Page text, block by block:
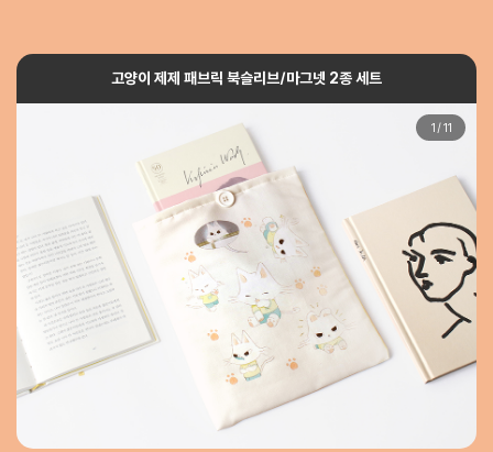
고양이 제제 패브릭 북슬리브/마그넷 2종 세트
1 /11